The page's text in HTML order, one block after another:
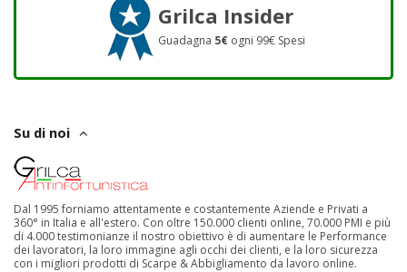
Grilca Insider
Guadagna 5€ ogni 99€ Spesi
Su di noi
Dal 1995 forniamo attentamente e costantemente Aziende e Privati a
360° in Italia e all'estero. Con oltre 150.000 clienti online, 70.000 PMI e più
di 4.000 testimonianze il nostro obiettivo è di aumentare le Performance
dei lavoratori, la loro immagine agli occhi dei clienti, e la loro sicurezza
con i migliori prodotti di Scarpe & Abbigliamento da lavoro online.